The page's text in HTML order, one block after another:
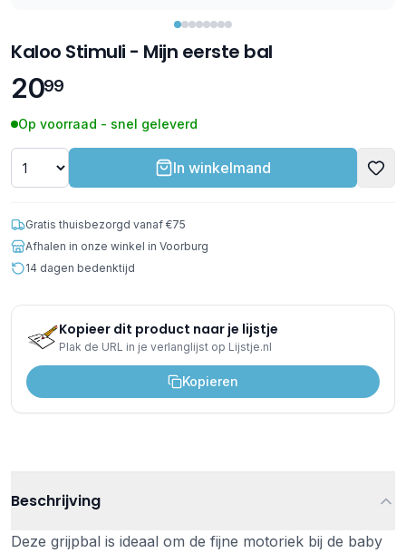
Kaloo Stimuli - Mijn eerste bal
2099
Op voorraad - snel geleverd
In winkelmand
Gratis thuisbezorgd vanaf €75
Afhalen in onze winkel in Voorburg
14 dagen bedenktijd
Kopieer dit product naar je lijstje
Plak de URL in je verlanglijst op Lijstje.nl
Kopieren
Beschrijving
Deze grijpbal is ideaal om de fijne motoriek bij de baby